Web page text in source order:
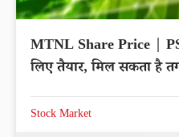
MTNL Share Price |
लिए तैयार, मिल सकता है
Stock Market